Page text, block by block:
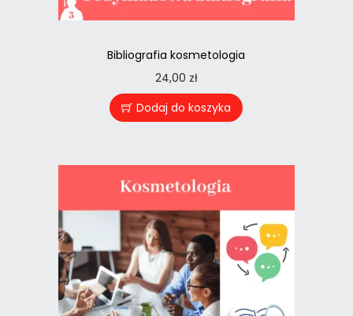
Bibliografia kosmetologia
24,00 zł
Dodaj do koszyka